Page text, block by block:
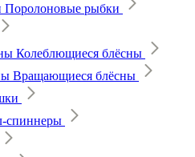
Поролоновые рыбки
Колеблющиеся блёсны
Вращающиеся блёсны
спиннеры